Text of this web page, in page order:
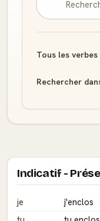
Tous les verbes
Rechercher
Indicatif -
je
j'enclos